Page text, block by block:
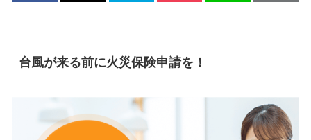
台風が来る前に火災保険申請を！